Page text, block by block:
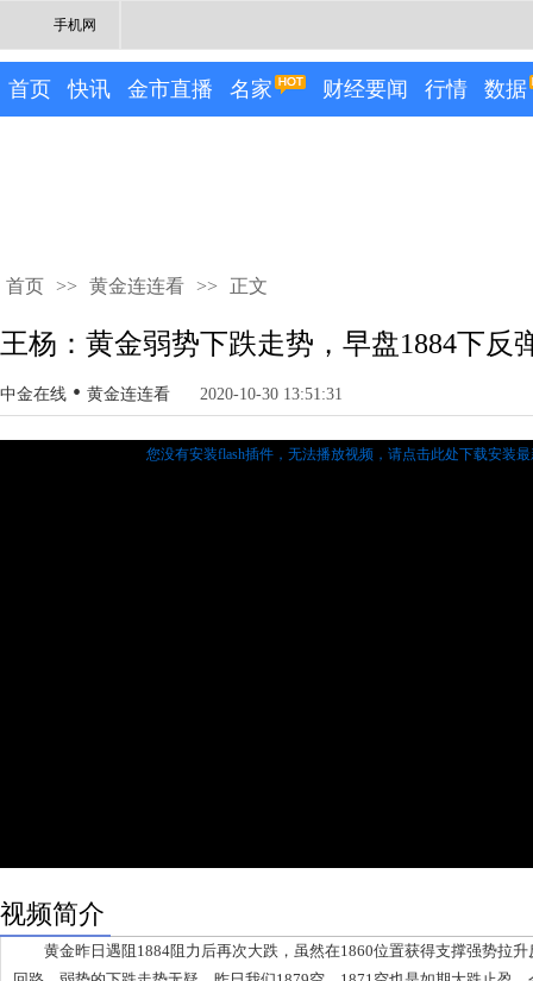
手机网
首页 快讯 金市直播 名家 财经要闻 行情 数据
首页 >> 黄金连连看 >> 正文
王杨：黄金弱势下跌走势，早盘1884下反
中金在线 • 黄金连连看 2020-10-30 13:51:31
您没有安装flash插件，无法播放视频， 请点击此处下载安装
视频简介
黄金昨日遇阻1884阻力后再次大跌，虽然在1860位置获得支撑强势拉升